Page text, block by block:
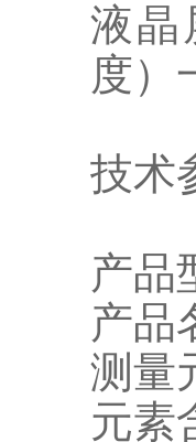
液晶
度）
技术
产品
产品
测量
元素